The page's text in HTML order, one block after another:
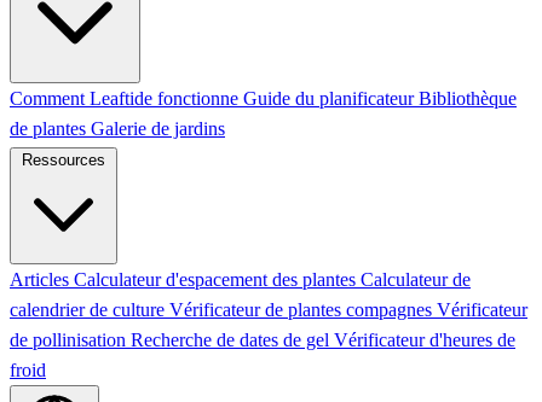
Comment Leaftide fonctionne Guide du planificateurBibliothèque
de plantes Galerie de jardins
Ressources
Articles Calculateur d'espacement des plantes Calculateur de
calendrier de culture Vérificateur de plantes compagnes Vérificateur
de pollinisation Recherche de dates de gel Vérificateur d'heures de
froid